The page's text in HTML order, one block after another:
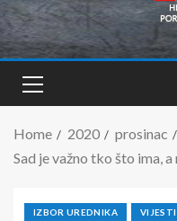
Home 2020 prosinac
Sad je važno tko što ima,
IZBOR UREDNIKA VIJESTI